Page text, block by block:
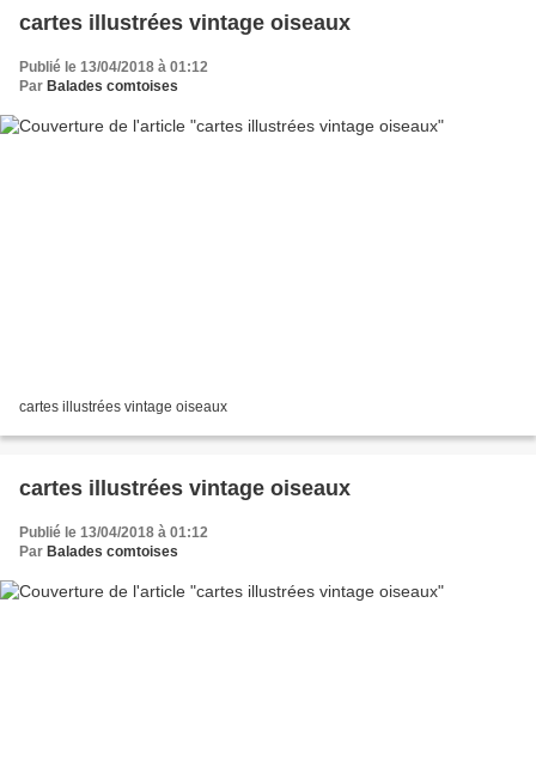
cartes illustrées vintage oiseaux
Publié le 13/04/2018 à 01:12
Par Balades comtoises
cartes illustrées vintage oiseaux
cartes illustrées vintage oiseaux
Publié le 13/04/2018 à 01:12
Par Balades comtoises